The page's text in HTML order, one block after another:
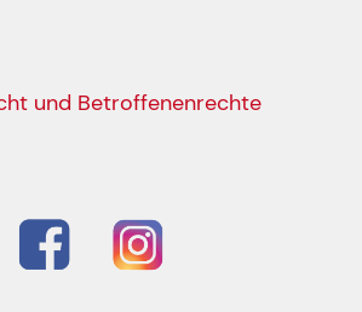
und Betroffenenrechte